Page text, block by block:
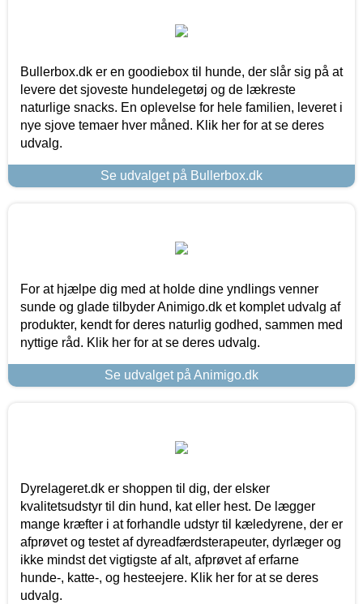
Bullerbox.dk er en goodiebox til hunde, der slår sig på at
levere det sjoveste hundelegetøj og de lækreste
naturlige snacks. En oplevelse for hele familien, leveret i
nye sjove temaer hver måned. Klik her for at se deres
udvalg.
Se udvalget på Bullerbox.dk
For at hjælpe dig med at holde dine yndlings venner
sunde og glade tilbyder Animigo.dk et komplet udvalg af
produkter, kendt for deres naturlig godhed, sammen med
nyttige råd. Klik her for at se deres udvalg.
Se udvalget på Animigo.dk
Dyrelageret.dk er shoppen til dig, der elsker
kvalitetsudstyr til din hund, kat eller hest. De lægger
mange kræfter i at forhandle udstyr til kæledyrene, der er
afprøvet og testet af dyreadfærdsterapeuter, dyrlæger og
ikke mindst det vigtigste af alt, afprøvet af erfarne
hunde-, katte-, og hesteejere. Klik her for at se deres
udvalg.